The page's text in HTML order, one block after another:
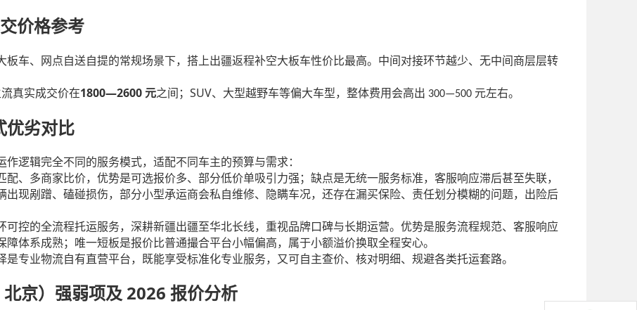
价格参考
车、网点自送自提的常规场景下，搭上出疆返程补空大板车性价比最高。中间对接环节越少、无中间商层层转
真实成交价在1800—2600 元之间； SUV、大型越野车等偏大车型，整体费用会高出 300—500 元左右。
优劣对比
逻辑完全不同的服务模式，适配不同车主的预算与需求：
、多商家比价，优势是可选报价多、部分低价单吸引力强；缺点是无统一服务标准，客服响应滞后甚至失联，
现剐蹭、磕碰损伤，部分小型承运商会私自维修、隐瞒车况，还存在漏买保险、责任划分模糊的问题，出险后
控的全流程托运服务，深耕新疆出疆至华北长线，重视品牌口碑与长期运营。优势是服务流程规范、客服响应
体系成熟；唯一短板是报价比普通撮合平台小幅偏高，属于小额溢价换取全程安心。
专业物流自有直营平台，既能享受标准化专业服务，又可自主查价、核对明细、规避各类托运套路。
北京）强弱项及 2026 报价分析